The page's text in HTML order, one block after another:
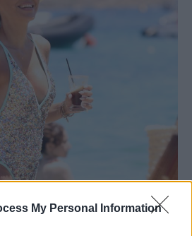
My Personal Information